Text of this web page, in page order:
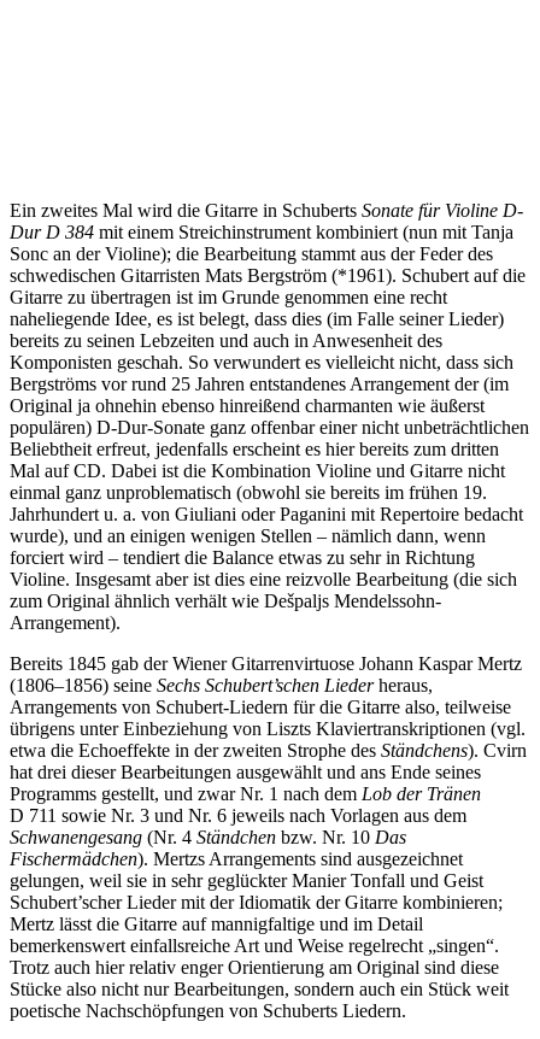
Ein zweites Mal wird die Gitarre in Schuberts Sonate für Violine D-
Dur D 384 mit einem Streichinstrument kombiniert (nun mit Tanja
Sonc an der Violine); die Bearbeitung stammt aus der Feder des
schwedischen Gitarristen Mats Bergström (*1961). Schubert auf die
Gitarre zu übertragen ist im Grunde genommen eine recht
naheliegende Idee, es ist belegt, dass dies (im Falle seiner Lieder)
bereits zu seinen Lebzeiten und auch in Anwesenheit des
Komponisten geschah. So verwundert es vielleicht nicht, dass sich
Bergströms vor rund 25 Jahren entstandenes Arrangement der (im
Original ja ohnehin ebenso hinreißend charmanten wie äußerst
populären) D-Dur-Sonate ganz offenbar einer nicht unbeträchtlichen
Beliebtheit erfreut, jedenfalls erscheint es hier bereits zum dritten
Mal auf CD. Dabei ist die Kombination Violine und Gitarre nicht
einmal ganz unproblematisch (obwohl sie bereits im frühen 19.
Jahrhundert u. a. von Giuliani oder Paganini mit Repertoire bedacht
wurde), und an einigen wenigen Stellen – nämlich dann, wenn
forciert wird – tendiert die Balance etwas zu sehr in Richtung
Violine. Insgesamt aber ist dies eine reizvolle Bearbeitung (die sich
zum Original ähnlich verhält wie Dešpaljs Mendelssohn-
Arrangement).
Bereits 1845 gab der Wiener Gitarrenvirtuose Johann Kaspar Mertz
(1806–1856) seine Sechs Schubert’schen Liederheraus,
Arrangements von Schubert-Liedern für die Gitarre also, teilweise
übrigens unter Einbeziehung von Liszts Klaviertranskriptionen (vgl.
etwa die Echoeffekte in der zweiten Strophe des Ständchens). Cvirn
hat drei dieser Bearbeitungen ausgewählt und ans Ende seines
Programms gestellt, und zwar Nr. 1 nach dem Lob der Tränen
D 711 sowie Nr. 3 und Nr. 6 jeweils nach Vorlagen aus dem
Schwanengesang (Nr. 4 Ständchen bzw. Nr. 10 Das
Fischermädchen). Mertzs Arrangements sind ausgezeichnet
gelungen, weil sie in sehr geglückter Manier Tonfall und Geist
Schubert’scher Lieder mit der Idiomatik der Gitarre kombinieren;
Mertz lässt die Gitarre auf mannigfaltige und im Detail
bemerkenswert einfallsreiche Art und Weise regelrecht „singen“.
Trotz auch hier relativ enger Orientierung am Original sind diese
Stücke also nicht nur Bearbeitungen, sondern auch ein Stück weit
poetische Nachschöpfungen von Schuberts Liedern.